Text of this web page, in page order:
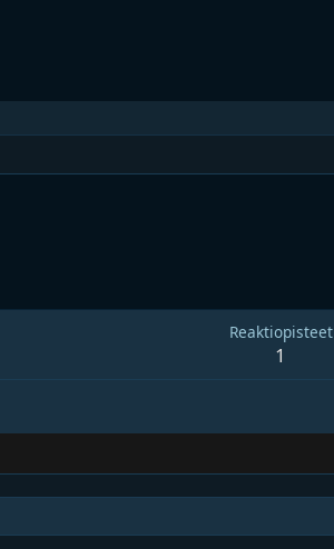
Reaktiopisteet
1